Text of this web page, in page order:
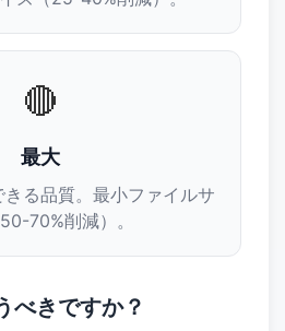
🔴
最大
る品質。最小ファイルサ
70%削減）。
べきですか？